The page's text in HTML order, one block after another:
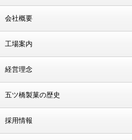
会社概要
工場案内
経営理念
五ツ橋製菓の歴史
採用情報